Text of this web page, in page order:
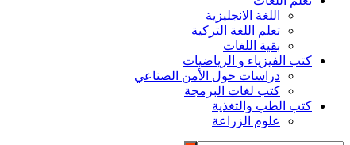
اللغة الانجليزية
تعلم اللغة التركية
بقية اللغات
كتب الفيزياء و الرياضيات
دراسات حول الأمن الصناعي
كتب لغات البرمجة
كتب الطب والتغذية
علوم الزراعة